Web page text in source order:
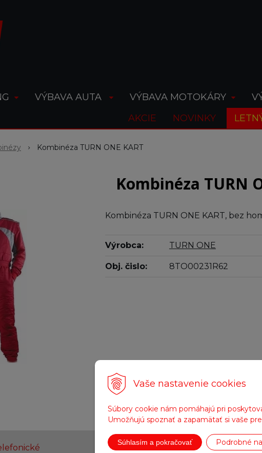
Vaše nastavenie cookies
Súbory cookie nám pomáhajú pri
Umožňujú spoznať a zapamätať si vaše
Súhlasím a pokračovať Podrobné
VÝBAVA AUTA VÝBAVA MOTOKÁRY
AKCIE
NOVINKY
Kombinéza TURN ONE KART
Kombinéza TURN
Kombinéza TURN ONE KART, bez
Výrobca: TURN ONE
Obj. čislo: 8TO00231R62
Doprava zadarmo